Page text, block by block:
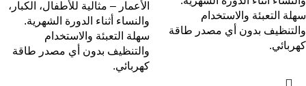
سهلة التعبئة والاستخدام
والتنظيف بدون أي مصدر طاقة
كهربائي.
الأعمار – مثالية للأطفال، الكبار،
والنساء أثناء الدورة الشهرية.
سهلة التعبئة والاستخدام
والتنظيف بدون أي مصدر طاقة
كهربائي.